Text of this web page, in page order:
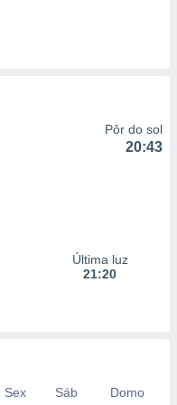
Pôr do sol
20:43
Última luz
21:20
Sex Sáb
Domo